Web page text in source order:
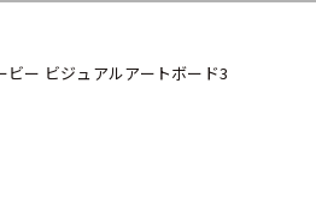
ビー ビジュアルアートボード3